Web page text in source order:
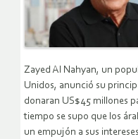
Zayed Al Nahyan, un
Unidos, anunció su
donaran US$45 millones
tiempo se supo que los
un empujón a sus